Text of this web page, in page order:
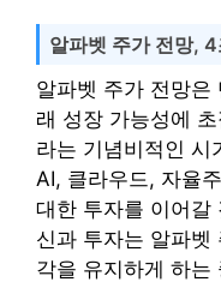
알파벳 주가 전망,
알파벳 주가 전망은
래 성장 가능성에
라는 기념비적인 시
AI, 클라우드, 자율
대한 투자를 이어갈
신과 투자는 알파벳
각을 유지하게 하는